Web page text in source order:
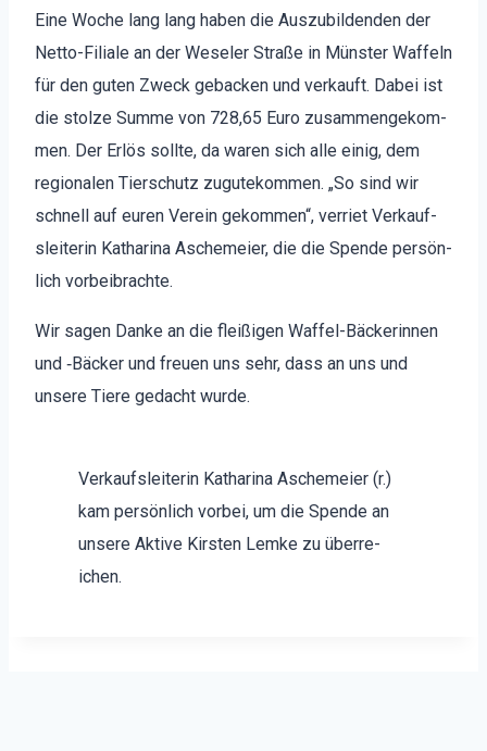
Eine Woche lang lang haben die Auszu­bilden­den der
Net­to-Fil­iale an der Wesel­er Straße in Mün­ster Waf­feln
für den guten Zweck geback­en und verkauft. Dabei ist
die stolze Summe von 728,65 Euro zusam­mengekom­
men. Der Erlös sollte, da waren sich alle einig, dem
regionalen Tier­schutz zugutekom­men. „So sind wir
schnell auf euren Vere­in gekom­men“, ver­ri­et Verkauf­
slei­t­erin Katha­ri­na Aschemeier, die die Spende per­sön­
lich vor­beibrachte.
Wir sagen Danke an die fleißi­gen Waf­fel-Bäck­erin­nen
und ‑Bäck­er und freuen uns sehr, dass an uns und
unsere Tiere gedacht wurde.
Verkauf­slei­t­erin Katha­ri­na Aschemeier (r.)
kam per­sön­lich vor­bei, um die Spende an
unsere Aktive Kirsten Lemke zu über­re­
ichen.